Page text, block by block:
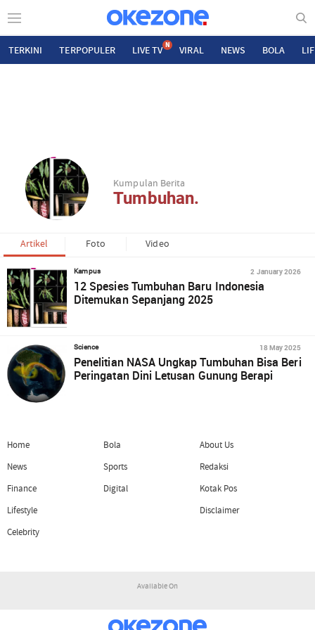
TERKINI TERPOPULER LIVE TV N VIRAL NEWS BOLA
Kumpulan Berita
Tumbuhan.
Artikel Foto Video
Kampus 2 January 2026
12 Spesies Tumbuhan Baru Indonesia
Ditemukan Sepanjang 2025
Science 18 May 2025
Penelitian NASA Ungkap Tumbuhan Bisa Beri
Peringatan Dini Letusan Gunung Berapi
Home
News
Finance
Lifestyle
Celebrity
Bola
Sports
Digital
About Us
Redaksi
Kotak Pos
Disclaimer
Available On